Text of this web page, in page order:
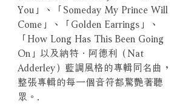
You」、「Someday My Prince Will
Come」、「Golden Earrings」、
「How Long Has This Been Going
On」以及納特．阿德利（Nat
Adderley）藍調風格的專輯同名曲，
整張專輯的每一個音符都驚艷著聽
眾。.